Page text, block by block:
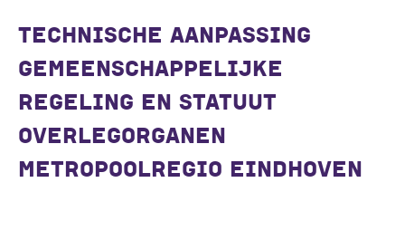
TECHNISCHE AANPASSING
GEMEENSCHAPPELIJKE
REGELING EN STATUUT
OVERLEGORGANEN
METROPOOLREGIO EINDHOVEN